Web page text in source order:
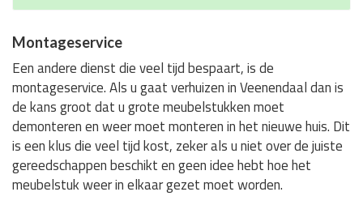
Montageservice
Een andere dienst die veel tijd bespaart, is de
montageservice. Als u gaat verhuizen in Veenendaal dan is
de kans groot dat u grote meubelstukken moet
demonteren en weer moet monteren in het nieuwe huis. Dit
is een klus die veel tijd kost, zeker als u niet over de juiste
gereedschappen beschikt en geen idee hebt hoe het
meubelstuk weer in elkaar gezet moet worden.